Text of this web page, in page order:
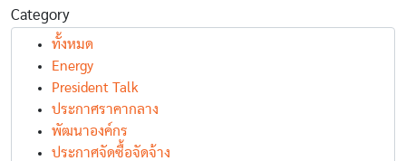
Category
ทั้งหมด
Energy
President Talk
ประกาศราคากลาง
พัฒนาองค์กร
ประกาศจัดซื้อจัดจ้าง